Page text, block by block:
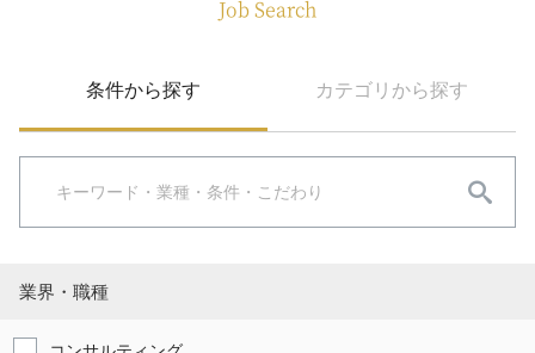
Job Search
条件から探す カテゴリから探す
業界・職種